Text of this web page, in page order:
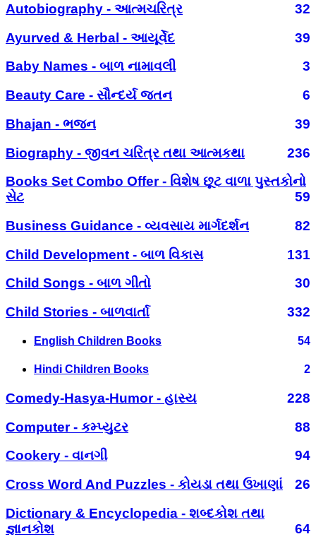
Autobiography - આત્મચરિત્ર
32
Ayurved & Herbal - આયૂર્વેદ
39
Baby Names - બાળ નામાવલી
3
Beauty Care - સૌન્દર્ય જતન
6
Bhajan - ભજન
39
Biography - જીવન ચરિત્ર તથા આત્મકથા
236
Books Set Combo Offer - વિશેષ છૂટ વાળા પુસ્તકોનો
સેટ
59
Business Guidance - વ્યવસાય માર્ગદર્શન
82
Child Development - બાળ વિકાસ
131
Child Songs - બાળ ગીતો
30
Child Stories - બાળવાર્તા
332
English Children Books 54
Hindi Children Books 2
Comedy-Hasya-Humor - હાસ્ય
228
Computer - કમ્પ્યુટર
88
Cookery - વાનગી
94
Cross Word And Puzzles - કોયડા તથા ઉખાણાં
26
Dictionary & Encyclopedia - શબ્દકોશ તથા
જ્ઞાનકોશ
64